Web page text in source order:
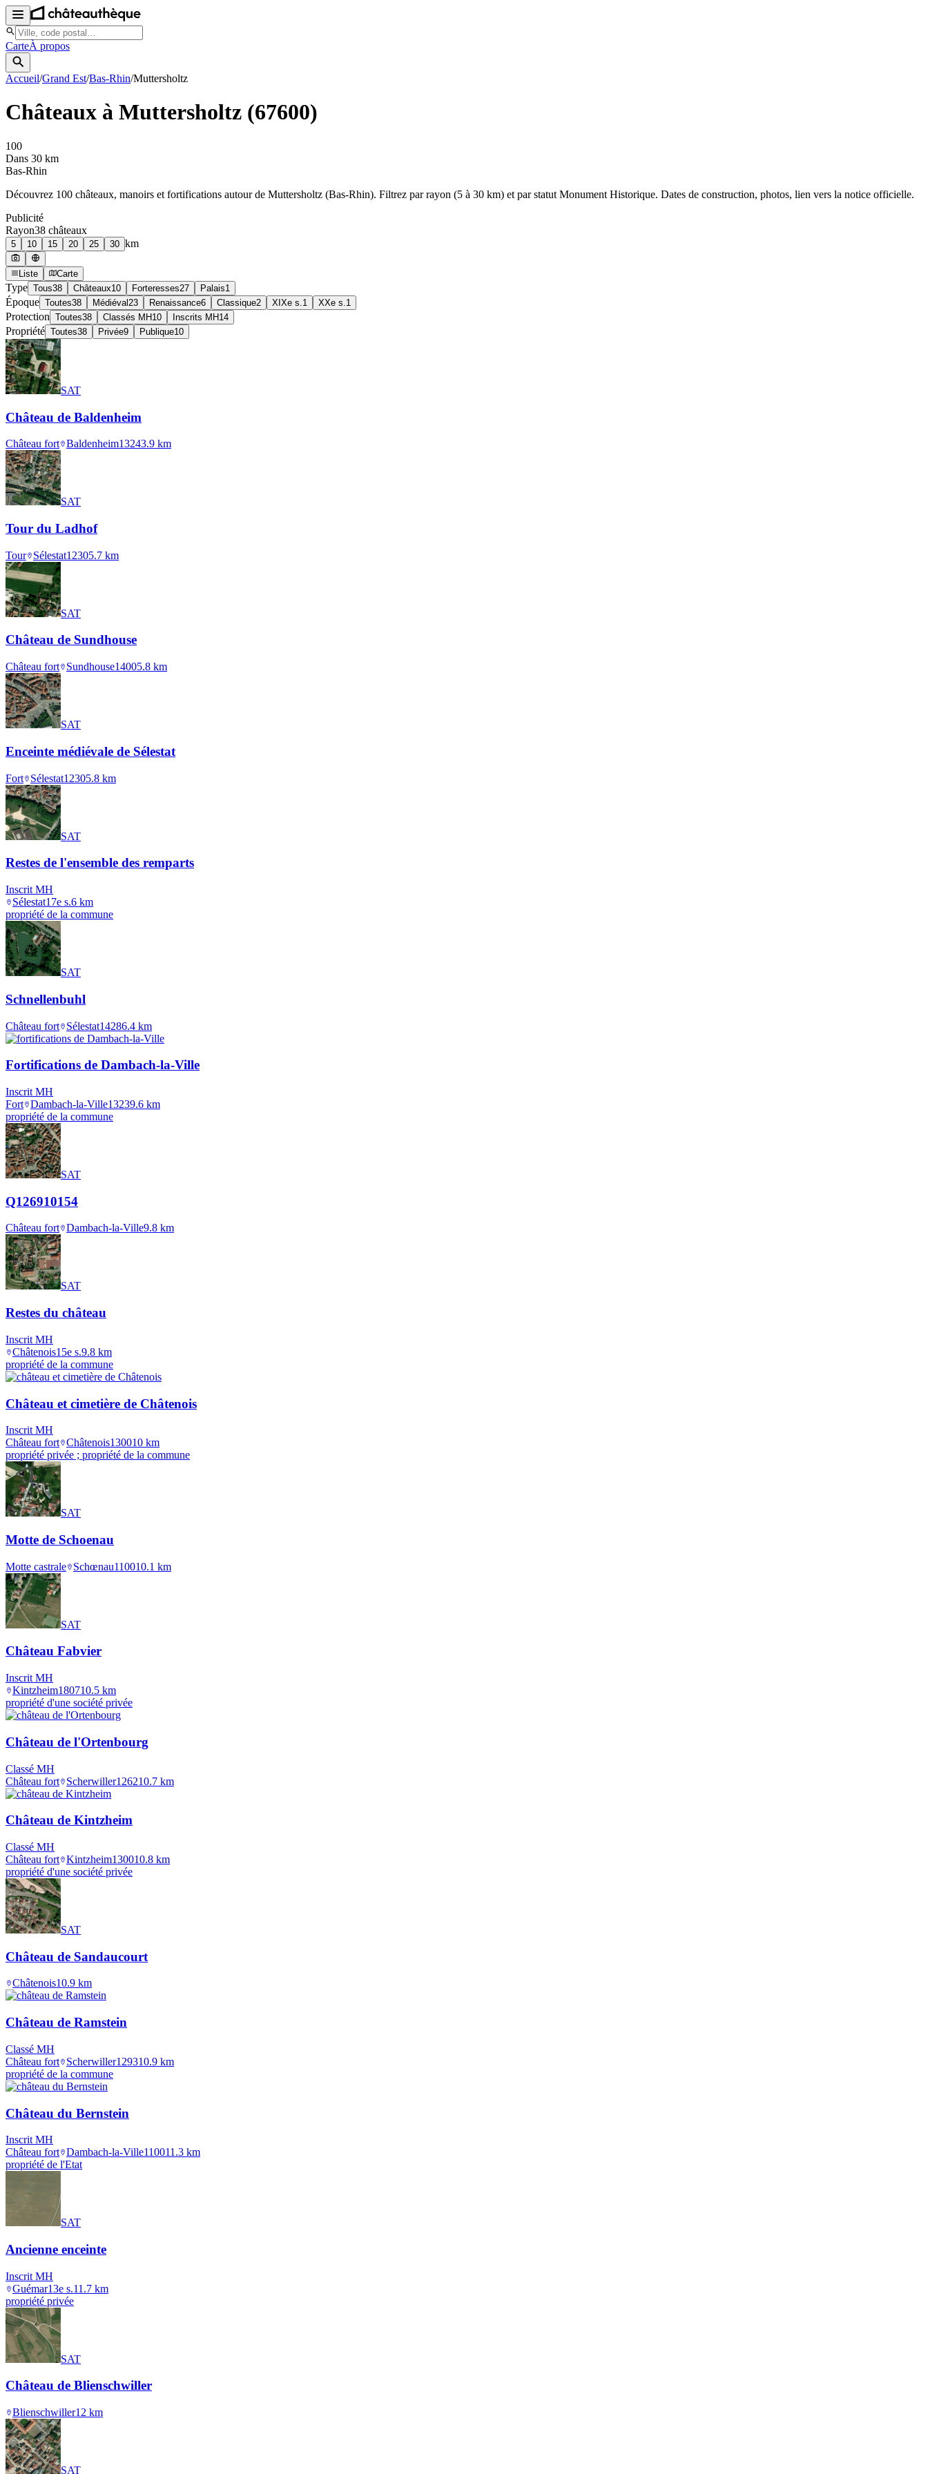
CarteÀ propos
Accueil/Grand Est/Bas-Rhin/Muttersholtz
Châteaux à Muttersholtz (67600)
100
Dans 30 km
Bas-Rhin
Découvrez 100 châteaux, manoirs et fortifications autour de Muttersholtz (Bas-Rhin). Filtrez par rayon (5 à 30 km) et par statut Monument Historique. Dates de construction, photos, lien vers la notice officielle.
Publicité
Rayon38 châteaux
5 10 15 20 25 30 km
Liste Carte
Type Tous38 Châteaux10 Forteresses27 Palais1
Époque Toutes38 Médiéval 23 Renaissance6 Classique2 XIXe s. 1 XXe s. 1
Protection Toutes38 Classés MH10 Inscrits MH14
Propriété Toutes38 Privée9 Publique10
SAT
Château de Baldenheim
Château fort Baldenheim13243.9 km
SAT
Tour du Ladhof
Tour Sélestat12305.7 km
SAT
Château de Sundhouse
Château fort Sundhouse14005.8 km
SAT
Enceinte médiévale de Sélestat
Fort Sélestat12305.8 km
SAT
Restes de l'ensemble des remparts
Inscrit MH
Sélestat17e s.6 km
propriété de la commune
SAT
Schnellenbuhl
Château fort Sélestat14286.4 km
Fortifications de Dambach-la-Ville
Inscrit MH
Fort Dambach-la-Ville13239.6 km
propriété de la commune
SAT
Q126910154
Château fort Dambach-la-Ville9.8 km
SAT
Restes du château
Inscrit MH
Châtenois15e s.9.8 km
propriété de la commune
Château et cimetière de Châtenois
Inscrit MH
Château fort Châtenois130010 km
propriété privée ; propriété de la commune
SAT
Motte de Schoenau
Motte castrale Schœnau110010.1 km
SAT
Château Fabvier
Inscrit MH
Kintzheim180710.5 km
propriété d'une société privée
Château de l'Ortenbourg
Classé MH
Château fort
Scherwiller126210.7 km
Château de Kintzheim
Classé MH
Château fort Kintzheim130010.8 km
propriété d'une société privée
SAT
Château de Sandaucourt
Châtenois10.9 km
Château de Ramstein
Classé MH
Château fort
Scherwiller129310.9 km
propriété de la commune
Château du Bernstein
Inscrit MH
Château fort Dambach-la-Ville110011.3 km
propriété de l'Etat
SAT
Ancienne enceinte
Inscrit MH
Guémar13e s.11.7 km
propriété privée
SAT
Château de Blienschwiller
Blienschwiller12 km
SAT